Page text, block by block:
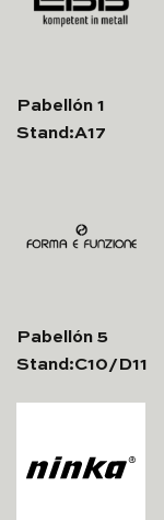
Pabellón 1
Stand:A17
Pabellón 5
Stand:C10/D11